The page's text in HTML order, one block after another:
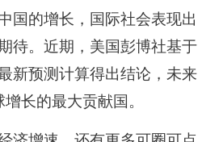
的增长，国际社会表现出
待。近期，美国彭博社基于
新预测计算得出结论，未来
长的最大贡献国。